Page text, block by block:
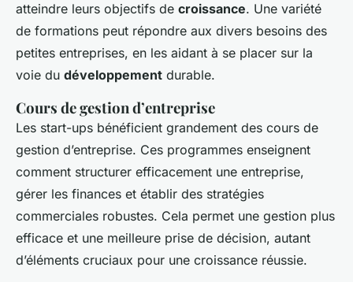
atteindre leurs objectifs de croissance. Une variété
de formations peut répondre aux divers besoins des
petites entreprises, en les aidant à se placer sur la
voie du développement durable.
Cours de gestion d’entreprise
Les start-ups bénéficient grandement des cours de
gestion d’entreprise. Ces programmes enseignent
comment structurer efficacement une entreprise,
gérer les finances et établir des stratégies
commerciales robustes. Cela permet une gestion plus
efficace et une meilleure prise de décision, autant
d’éléments cruciaux pour une croissance réussie.